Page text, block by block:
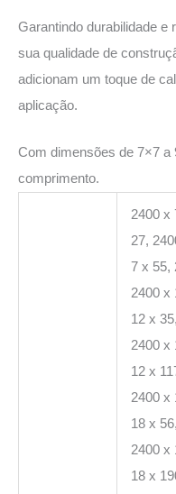
Garantindo durabilidade e
sua qualidade de
adicionam um toque de
aplicação.
Com dimensões de 7×7
comprimento.
2400 x
27,
7 x 55,
2400 x
12 x
2400 x
12 x
2400 x
18 x
2400 x
18 x